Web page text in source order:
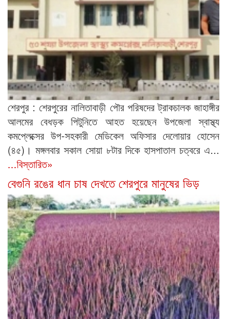
শেরপুর : শেরপুরের নালিতাবাড়ী পৌর পরিষদের ট্রাকচালক জাহাঙ্গীর
আলমের বেধড়ক পিটুনিতে আহত হয়েছেন উপজেলা স্বাস্থ্য
কমপ্লেক্সের উপ-সহকারী মেডিকেল অফিসার দেলোয়ার হোসেন
(৪৫)। মঙ্গলবার সকাল সোয়া ৮টার দিকে হাসপাতাল চত্বরে এ...
...বিস্তারিত»
বেগুনি রঙের ধান চাষ দেখতে শেরপুরে মানুষের ভিড়